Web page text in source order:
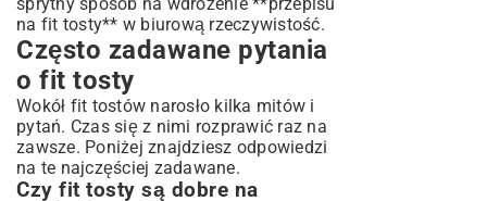
na fit tosty** w biurową rzeczywistość.
Często zadawane pytania
o fit tosty
Wokół fit tostów narosło kilka mitów i
pytań. Czas się z nimi rozprawić raz na
zawsze. Poniżej znajdziesz odpowiedzi
na te najczęściej zadawane.
Czy fit tosty są dobre na